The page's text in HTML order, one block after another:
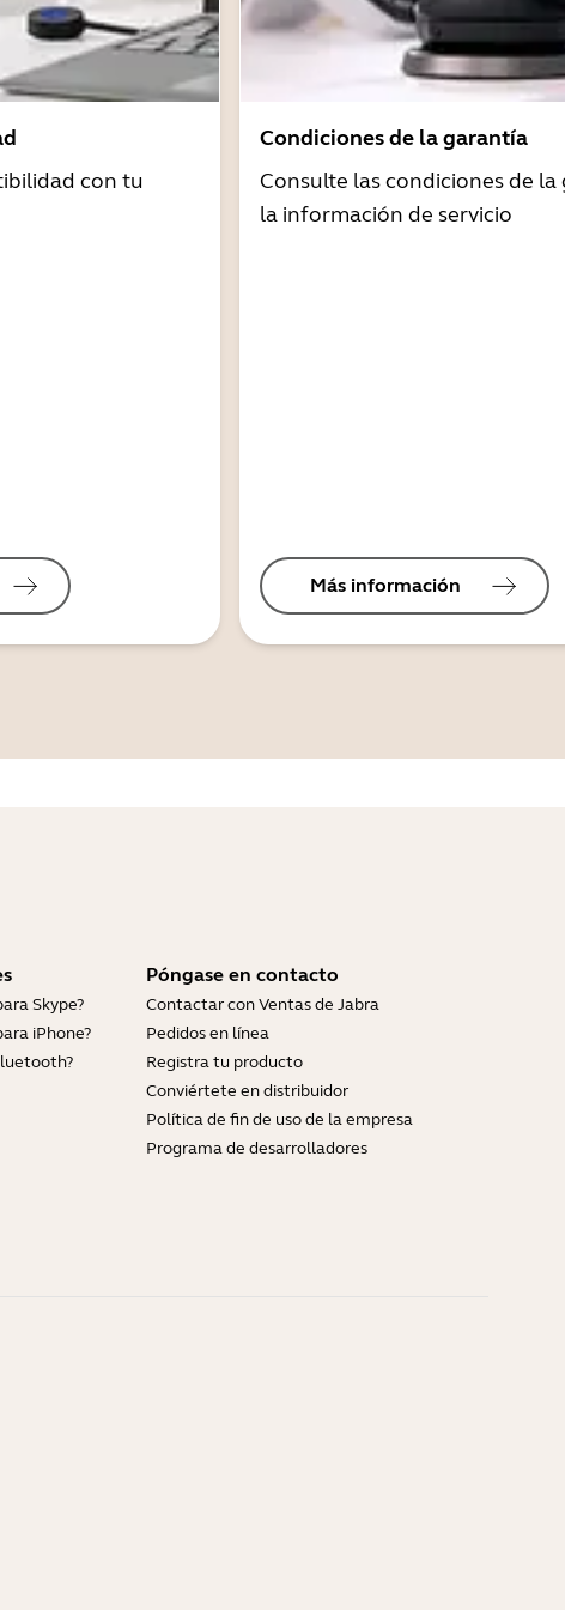
con tu
Condiciones de la garantía
Consulte las condiciones de la
la información de servicio
Más información
Skype?
iPhone?
Póngase en contacto
Contactar con Ventas de Jabra
Pedidos en línea
Registra tu producto
Conviértete en distribuidor
Política de fin de uso de la empresa
Programa de desarrolladores